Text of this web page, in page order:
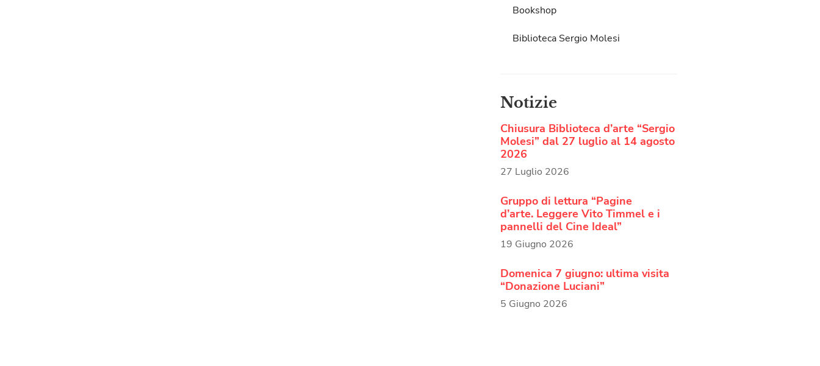
Bookshop
Biblioteca Sergio Molesi
Notizie
Chiusura Biblioteca d’arte “Sergio
Molesi” dal 27 luglio al 14 agosto
2026
27 Luglio 2026
Gruppo di lettura “Pagine
d’arte. Leggere Vito Timmel e i
pannelli del Cine Ideal”
19 Giugno 2026
Domenica 7 giugno: ultima visita
“Donazione Luciani”
5 Giugno 2026